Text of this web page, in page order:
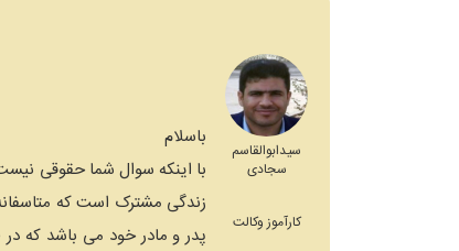
سیدابوالقاسم
سجادی
کارآموز وکالت
باسلام
با اینکه سوال شما حقوقی
زندگی مشترک است که
پدر و مادر خود می باشد که